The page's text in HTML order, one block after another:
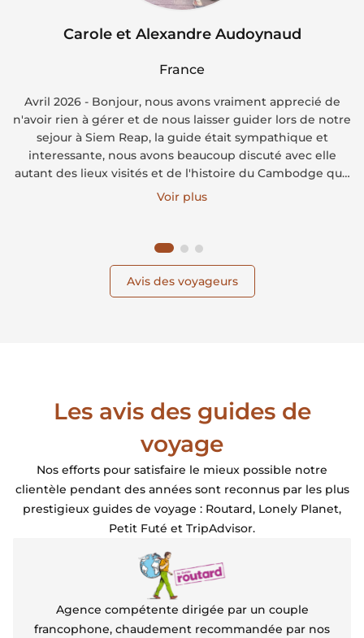
Carole et Alexandre Audoynaud
France
Avril 2026 - Bonjour, nous avons vraiment apprecié de
n'avoir rien à gérer et de nous laisser guider lors de notre
sejour à Siem Reap, la guide était sympathique et
interessante, nous avons beaucoup discuté avec elle
autant des lieux visités et de l'histoire du Cambodge que
de la vie en général dans son pays. Le chauffeur était
très bien, espace exterieur piscine très apréciable après
les journées de visite, personnel adorable.
Transfert hotel-aéroport-port ok, bateau rapide pour Koh
plage, d'ou tranquillité absolue alors que le Long Set
Beach est, certes plus central mais proche du ponton
d'arrivée des bateaux et du coup c'est plus bruyant.
Notre bugalow était top, le petit déjeuner excellent
Voir plus
Avis des voyageurs
Les avis des guides de
voyage
Nos efforts pour satisfaire le mieux possible notre
clientèle pendant des années sont reconnus par les plus
prestigieux guides de voyage : Routard, Lonely Planet,
Petit Futé et TripAdvisor.
Agence compétente dirigée par un couple
francophone, chaudement recommandée par nos